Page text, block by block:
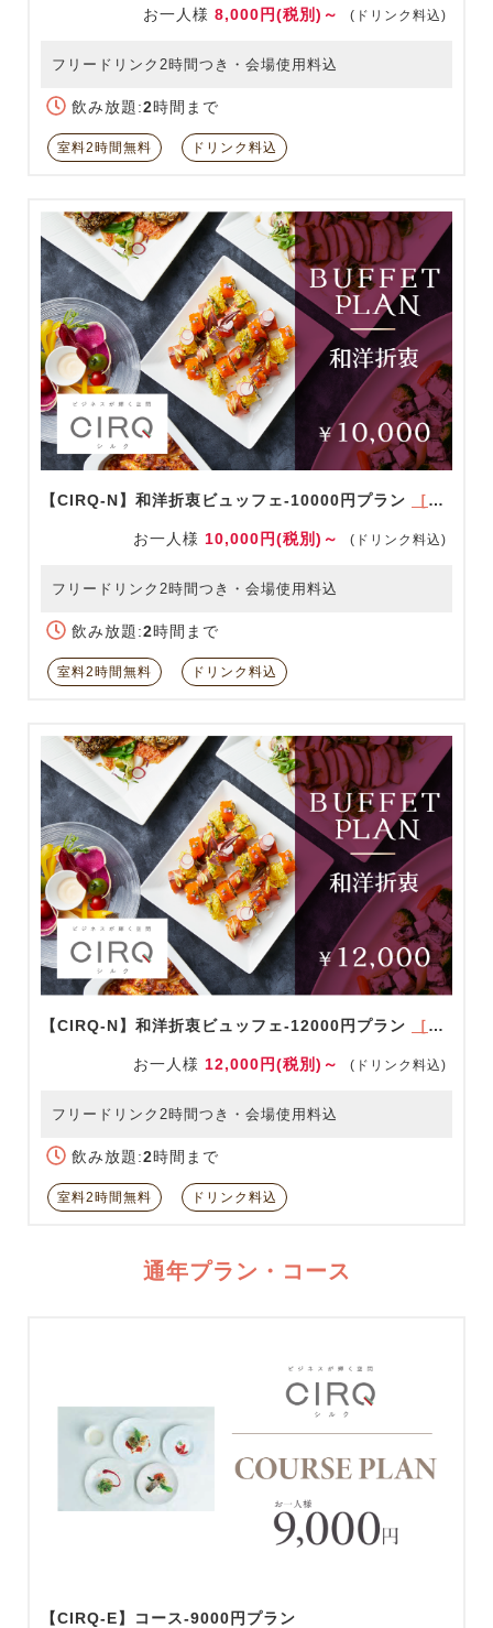
お一人様 8,000円(税別)～ (ドリンク料込)
フリードリンク2時間つき・会場使用料込
飲み放題:2時間まで
室料2時間無料 ドリンク料込
【CIRQ-N】和洋折衷ビュッフェ-10000円プラン ［ドリンク充実！］
お一人様 10,000円(税別)～ (ドリンク料込)
フリードリンク2時間つき・会場使用料込
飲み放題:2時間まで
室料2時間無料 ドリンク料込
【CIRQ-N】和洋折衷ビュッフェ-12000円プラン ［ドリンク充実！］
お一人様 12,000円(税別)～ (ドリンク料込)
フリードリンク2時間つき・会場使用料込
飲み放題:2時間まで
室料2時間無料 ドリンク料込
通年プラン・コース
【CIRQ-E】コース-9000円プラン